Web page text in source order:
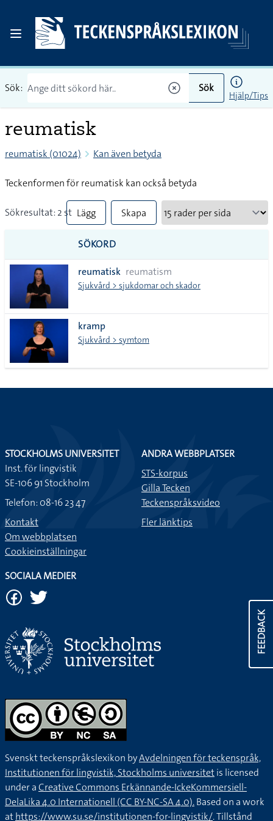
Sök: Sök
Hjälp/Tips
reumatisk
reumatisk (01024) Kan även betyda
Teckenformen för reumatisk kan också betyda
Sökresultat: 2 st Lägg
till
alla i
lista
Skapa
SÖKORD
reumatisk reumatism
Sjukvård > sjukdomar och skador
kramp
Sjukvård > symtom
FEEDBACK
STOCKHOLMS UNIVERSITET
Inst. för lingvistik
SE-106 91 Stockholm
Telefon: 08-16 23 47
Kontakt
Om webbplatsen
Cookieinställningar
ANDRA WEBBPLATSER
STS-korpus
Gilla Tecken
Teckenspråksvideo
Fler länktips
SOCIALA MEDIER
Svenskt teckenspråkslexikon byAvdelningen för teckenspråk,
Institutionen för lingvistik, Stockholms universitetis licensed
under aCreative Commons Erkännande-IckeKommersiell-
DelaLika 4.0 Internationell (CC BY-NC-SA 4.0).Based on a work
athttps://www.su.se/institutionen-for-lingvistik/. Tillstånd